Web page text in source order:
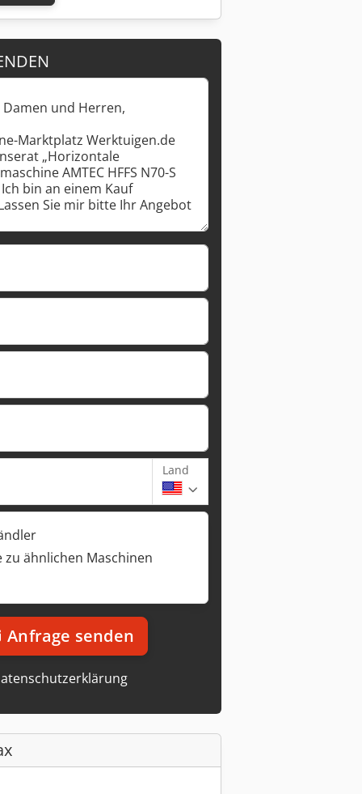
Mehr Bilder anfragen
Land
zu ähnlichen Maschinen
Anfrage senden